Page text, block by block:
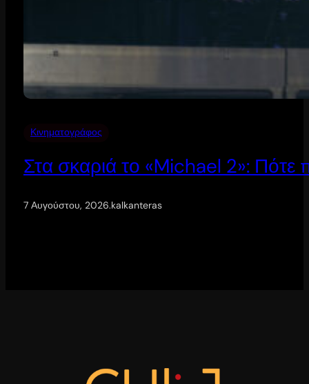
Κινηματογράφος
Στα σκαριά το «Michael 2»: Πότε
7 Αυγούστου, 2026.kalkanteras